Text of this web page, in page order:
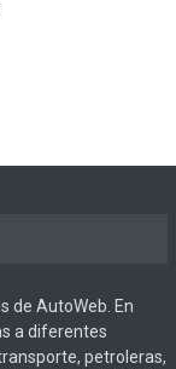
de AutoWeb. En
a diferentes
petroleras,